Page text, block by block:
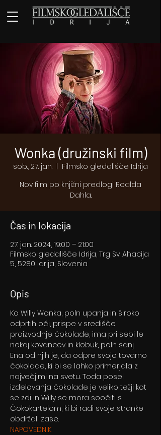
Wonka (družinski film)
sob., 27. jan.
Filmsko gledališče Idrija
Nov film po knjižni predlogi Roalda
Dahla.
Čas in lokacija
27. jan. 2024, 19:00 – 21:00
Filmsko gledališče Idrija, Trg Sv. Ahacija
5, 5280 Idrija, Slovenia
Opis
Ko Willy Wonka, poln upanja in široko
odprtih oči, prispe v središče
proizvodnje čokolade, ima pri sebi le
nekaj kovancev in klobuk, poln sanj.
Ena od njih je, da odpre svojo tovarno
čokolade, ki bi se lahko primerjala z
največjimi na svetu. Toda posel
izdelovanja čokolade je veliko težji kot
se zdi in Willy se mora soočiti s
Čokokartelom, ki bi radi svoje stranke
obdržali zase.
NAPOVEDNIK